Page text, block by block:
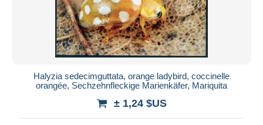
Halyzia sedecimguttata, orange ladybird, coccinelle
orangée, Sechzehnfleckige Marienkäfer, Mariquita
± 1,24 $US